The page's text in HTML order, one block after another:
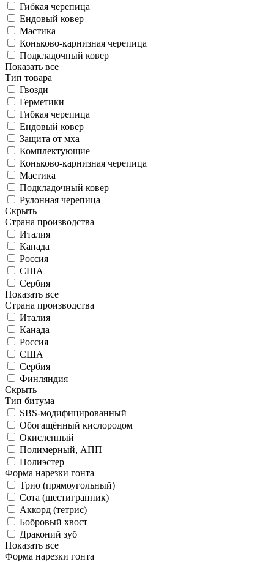
Гибкая черепица
Ендовый ковер
Мастика
Коньково-карнизная черепица
Подкладочный ковер
Показать все
Тип товара
Гвозди
Герметики
Гибкая черепица
Ендовый ковер
Защита от мха
Комплектующие
Коньково-карнизная черепица
Мастика
Подкладочный ковер
Рулонная черепица
Скрыть
Страна производства
Италия
Канада
Россия
США
Сербия
Показать все
Страна производства
Италия
Канада
Россия
США
Сербия
Финляндия
Скрыть
Тип битума
SBS-модифицированный
Обогащённый кислородом
Окисленный
Полимерный, АПП
Полиэстер
Форма нарезки гонта
Трио (прямоугольный)
Сота (шестигранник)
Аккорд (тетрис)
Бобровый хвост
Драконий зуб
Показать все
Форма нарезки гонта